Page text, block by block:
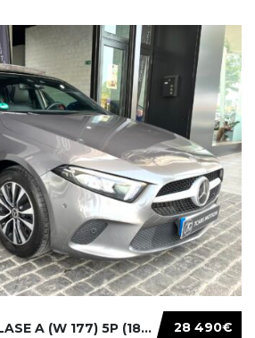
28 490€
MERCEDES BENZ CLASE A (W 177) 5P (18-) 2020....